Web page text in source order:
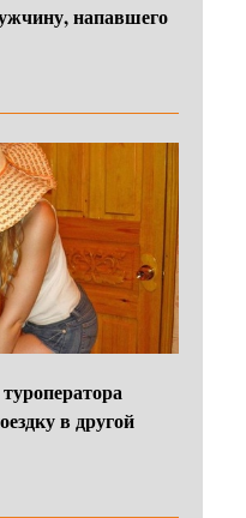
напавшего
в другой